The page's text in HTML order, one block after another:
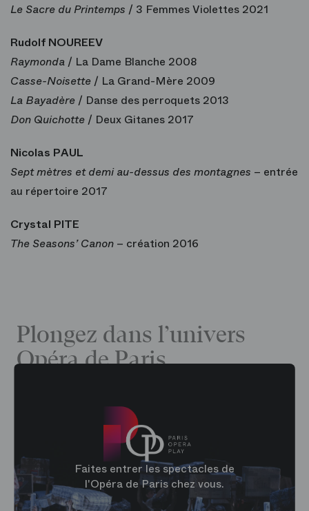
Le Sacre du Printemps / 3 Femmes Violettes 2021
Rudolf NOUREEV
Raymonda / La Dame Blanche 2008
Casse-Noisette / La Grand-Mère 2009
La Bayadère / Danse des perroquets 2013
Don Quichotte / Deux Gitanes 2017
Nicolas PAUL
Sept mètres et demi au-dessus des montagnes – entrée
au répertoire 2017
Crystal PITE
The Seasons’ Canon – création 2016
Plongez dans l’univers
Opéra de Paris
Faites entrer les spectacles de
l'Opéra de Paris chez vous.